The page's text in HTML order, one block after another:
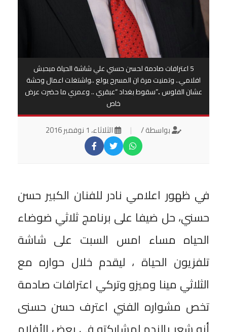
5 اعترافات صادمة لحسن حسني علي شاشة الحياة مبحبش
افلامي.. وتمنيت مرة ان المسرح يولع ..واشتغلت اعمال وحشة
عشان الفلوس ..”سقوط بغداد “عبقري .. وعمري ما حضرت عرض
خاص
بواسطة / | الثلاثاء، 1 نوفمبر 2016
في ظهور اعلامي نادر للفنان الكبير حسن
حسني، حل ضيفا على برنامج ثلاثي ضوضاء
الحياه مساء امس السبت على شاشة
تلفزيون الحياة ، ليقدم خلال حواره مع
الثلاثي مينا وميزو وتركي اعترافات صادمة
تخص مشواره الفني اعترف حسن حسنى